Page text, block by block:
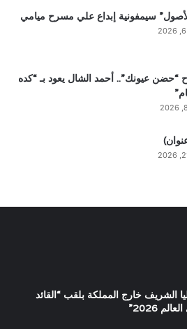
سيمفونية إبداع علي مسرح ميامي
“حضن عيونك”.. أحمد الشال يعود بـ “كده
الشريف خارج المملكة بلقب “القائد
2026”